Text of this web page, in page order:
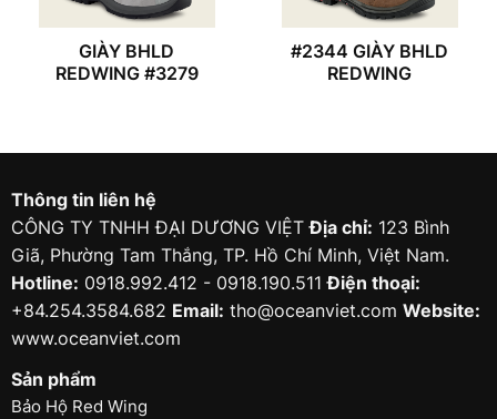
GIÀY BHLD
REDWING #3279
#2344 GIÀY BHLD
REDWING
Thông tin liên hệ
CÔNG TY TNHH ĐẠI DƯƠNG VIỆTĐịa chỉ: 123 Bình
Giã, Phường Tam Thắng, TP. Hồ Chí Minh, Việt Nam.
Hotline: 0918.992.412 - 0918.190.511Điện thoại:
+84.254.3584.682 Email: tho@oceanviet.com Website:
www.oceanviet.com
Sản phẩm
Bảo Hộ Red Wing